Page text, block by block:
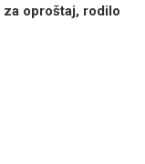
oproštaj, rodilo